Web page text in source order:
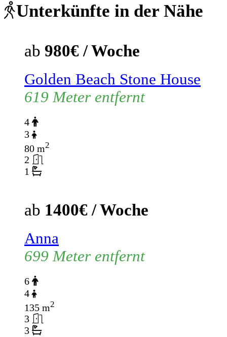
Unterkünfte in der Nähe
ab 980€ / Woche
Golden Beach Stone House
619 Meter entfernt
4
3
80 m2
2
1
ab 1400€ / Woche
Anna
699 Meter entfernt
6
4
135 m2
3
3